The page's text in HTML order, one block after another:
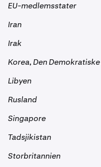
EU-medlemsstater
Iran
Irak
Korea, Den
Libyen
Rusland
Singapore
Tadsjikistan
Storbritannien